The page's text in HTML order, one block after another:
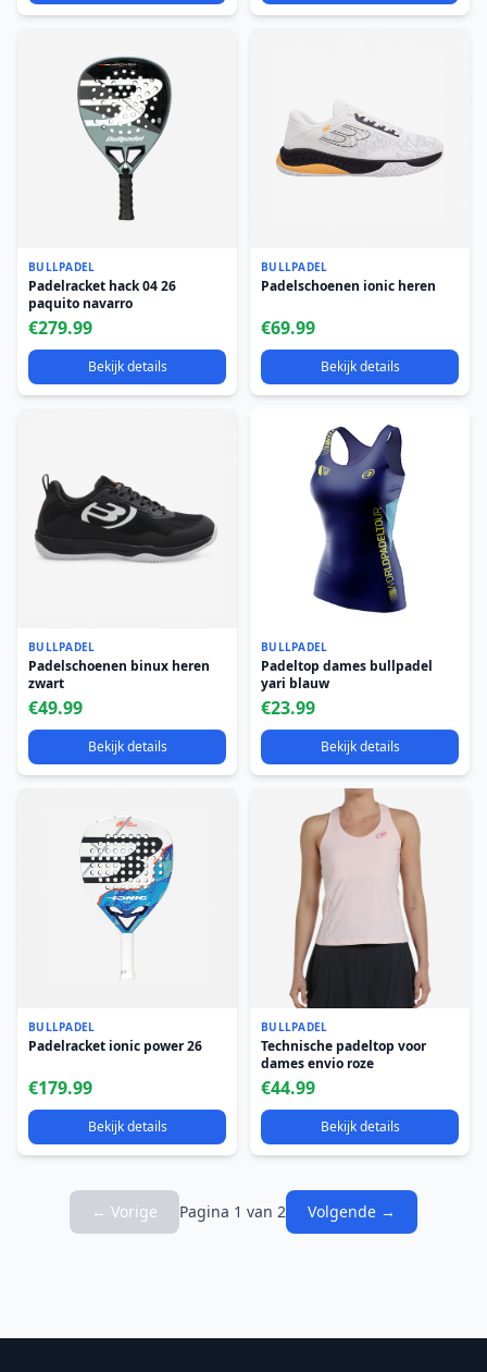
BULLPADEL
Padelracket hack 04 26
paquito navarro
€279.99
Bekijk details
BULLPADEL
Padelschoenen ionic heren
€69.99
Bekijk details
BULLPADEL
Padelschoenen binux heren
zwart
€49.99
Bekijk details
BULLPADEL
Padeltop dames bullpadel
yari blauw
€23.99
Bekijk details
BULLPADEL
Padelracket ionic power 26
€179.99
Bekijk details
BULLPADEL
Technische padeltop voor
dames envio roze
€44.99
Bekijk details
← Vorige Pagina 1 van 2 Volgende →